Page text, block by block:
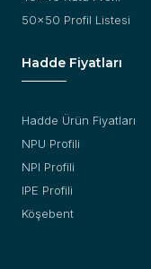
50x50 Profil Listesi
Hadde Fiyatları
Hadde Ürün Fiyatları
NPU Profili
NPI Profili
IPE Profili
Köşebent